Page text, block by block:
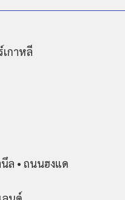
ล • ถนนฮงแด